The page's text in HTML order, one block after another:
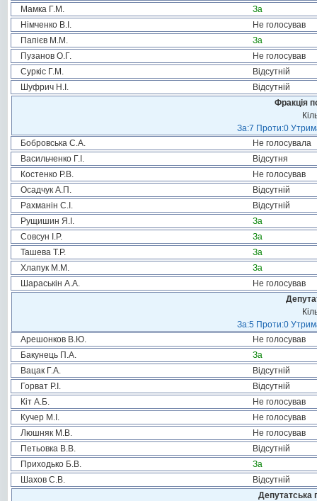
Мамка Г.М.
За
Німченко В.І.
Не голосував
Папієв М.М.
За
Пузанов О.Г.
Не голосував
Суркіс Г.М.
Відсутній
Шуфрич Н.І.
Відсутній
Фракція
За:7 Проти:0
Бобровська С.А.
Не голосувала
Васильченко Г.І.
Відсутня
Костенко Р.В.
Не голосував
Осадчук А.П.
Відсутній
Рахманін С.І.
Відсутній
Рущишин Я.І.
За
Совсун І.Р.
За
Ташева Т.Р.
За
Хлапук М.М.
За
Шараськін А.А.
Не голосував
За:5 Проти:0
Арешонков В.Ю.
Не голосував
Бакунець П.А.
За
Вацак Г.А.
Відсутній
Горват Р.І.
Відсутній
Кіт А.Б.
Не голосував
Кучер М.І.
Не голосував
Люшняк М.В.
Не голосував
Петьовка В.В.
Відсутній
Приходько Б.В.
За
Шахов С.В.
Відсутній
Депутатська